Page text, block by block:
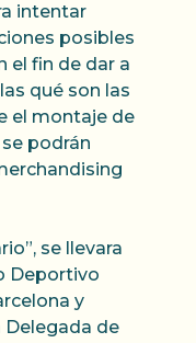
intentar
posibles
el fin de dar a
qué son las
el montaje de
podrán
se llevara
Deportivo
y
Delegada de